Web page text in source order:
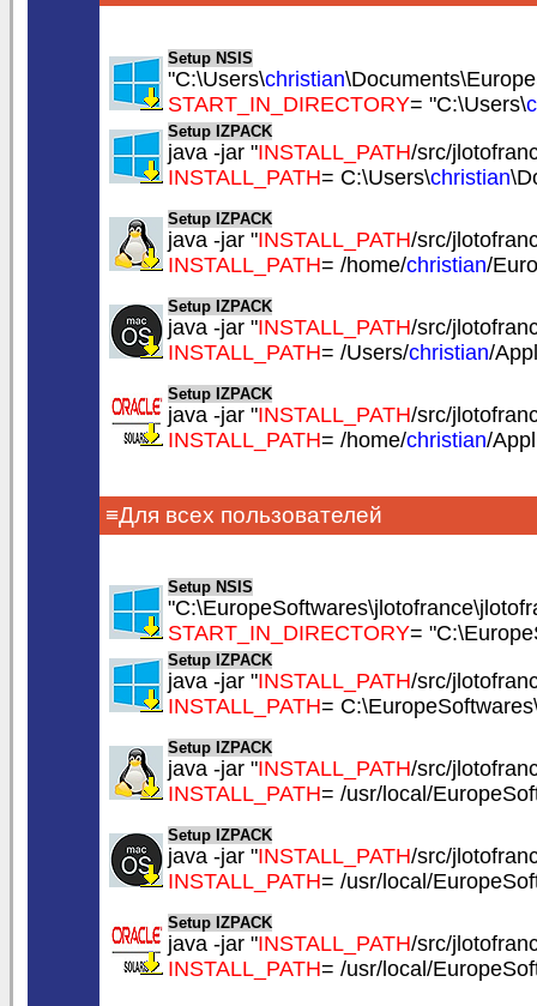
Setup NSIS
"C:\Users\christian
START_IN_DIRECTORY= "C:\Users\
Setup IZPACK
java -jar "INSTALL_PATH/src/
INSTALL_PATH= C:\Users\christian
Setup IZPACK
java -jar "INSTALL_PATH/src/
INSTALL_PATH= /home/christian/
Setup IZPACK
java -jar "INSTALL_PATH/src/
INSTALL_PATH= /Users/christian/
Setup IZPACK
java -jar "INSTALL_PATH/src/
INSTALL_PATH= /home/christian/
≡Для всех пользователей
Setup NSIS
START_IN_DIRECTORY=
Setup IZPACK
java -jar "INSTALL_PATH/src/
INSTALL_PATH=
Setup IZPACK
java -jar "INSTALL_PATH/src/
INSTALL_PATH= /usr/local/
Setup IZPACK
java -jar "INSTALL_PATH/src/
INSTALL_PATH= /usr/local/
Setup IZPACK
java -jar "INSTALL_PATH/src/
INSTALL_PATH= /usr/local/